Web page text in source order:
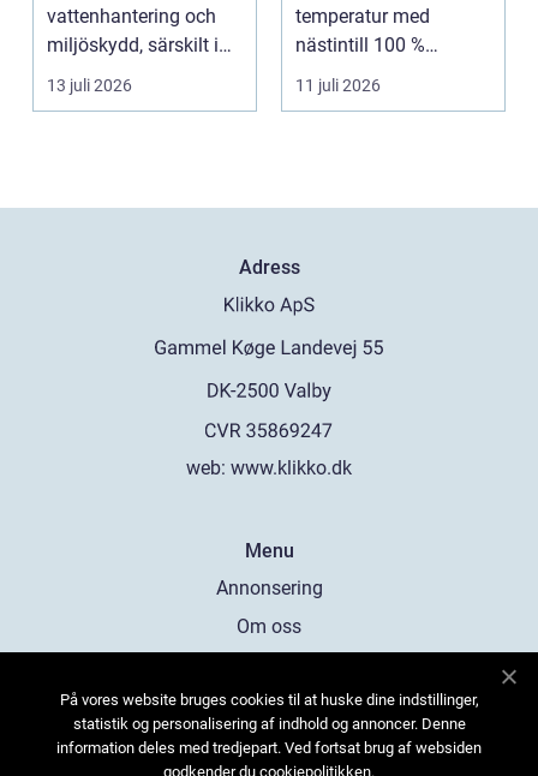
vattenhantering och
miljöskydd, särskilt i
verksamheter som i...
13 juli 2026
temperatur med
nästintill 100 %
luftfuktighet för att
sk...
11 juli 2026
Adress
web: www.klikko.dk
Menu
Annonsering
Om oss
Kontakta oss
Sitemap
På vores website bruges cookies til at huske dine indstillinger,
statistik og personalisering af indhold og annoncer. Denne
information deles med tredjepart. Ved fortsat brug af websiden
godkender du cookiepolitikken.